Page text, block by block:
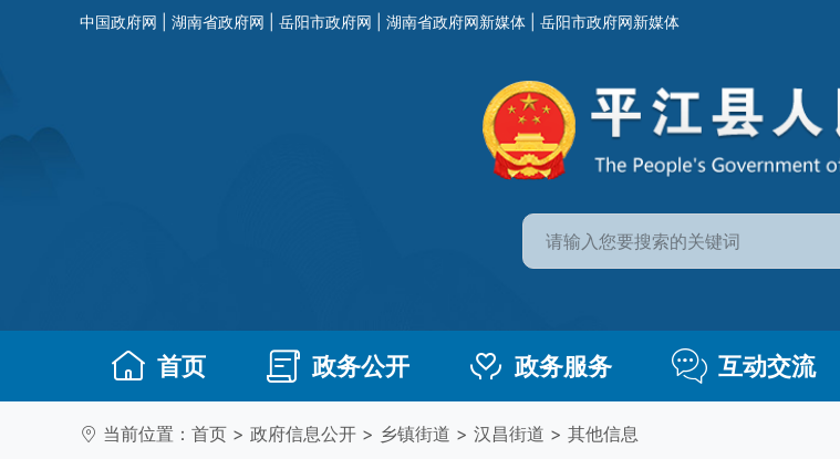
中国政府网 湖南省政府网 岳阳市政府网 湖南省政府网新媒体 岳阳市政府网新媒体
首页 政务公开 政务服务 互动交流
当前位置： 首页 > 政府信息公开 > 乡镇街道 > 汉昌街道 > 其他信息